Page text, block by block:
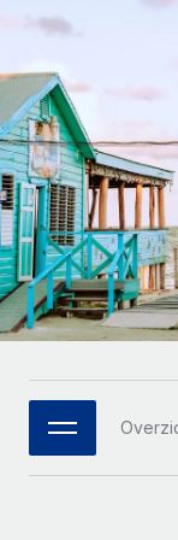
Zzp'ers
Remote
HR
Platform
Integraties
GROEIFASE
Flexibele
bedrijven
Mid-market
Teams
Enterprise
Global HR
WERK MET
Ontdek
LEREN MET
Onderzoek en
Casestudy's
HR-
Checklists en
Webinars
Français
Deutsch
Español
Italiano
Português
日本語
한국어